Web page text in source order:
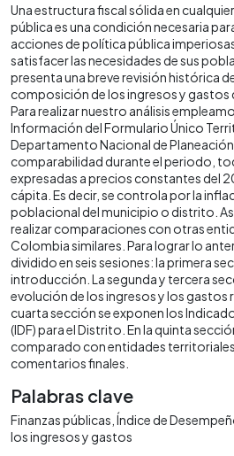
Una estructura fiscal sólida en
pública es una condición necesaria
acciones de política pública
satisfacer las necesidades de sus
presenta una breve revisión histórica
composición de los ingresos y gastos
Para realizar nuestro análisis
Información del Formulario Único
Departamento Nacional de Planeación
comparabilidad durante el periodo,
expresadas a precios constantes del
cápita. Es decir, se controla por la
poblacional del municipio o distrito.
realizar comparaciones con otras
Colombia similares. Para lograr lo
dividido en seis sesiones: la primera
introducción. La segunda y tercera
evolución de los ingresos y los gastos
cuarta sección se exponen los
(IDF) para el Distrito. En la quinta
comparado con entidades territoriales
comentarios finales.
Palabras clave
Finanzas públicas Índice de
los ingresos y gastos